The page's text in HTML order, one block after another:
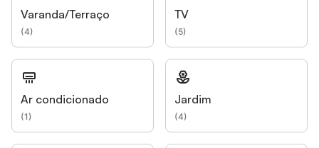
Varanda/Terraço
(4)
TV
(5)
Ar condicionado
(1)
Jardim
(4)